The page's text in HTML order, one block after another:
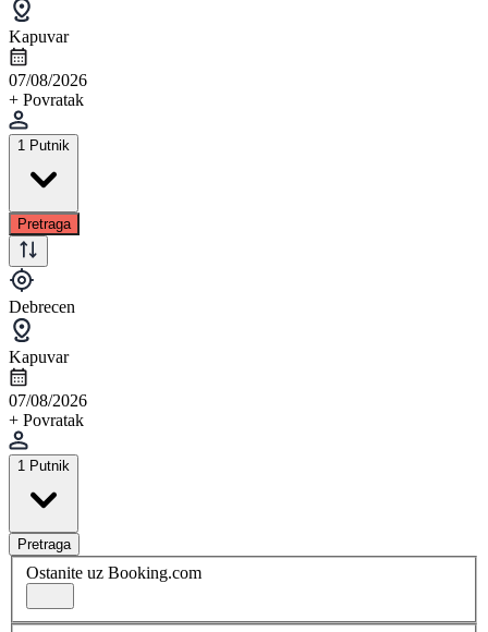
Kapuvar
07/08/2026
+ Povratak
1 Putnik
Pretraga
Debrecen
Kapuvar
07/08/2026
+ Povratak
1 Putnik
Pretraga
Ostanite uz Booking.com